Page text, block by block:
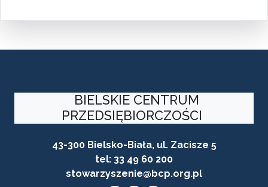
BIELSKIE CENTRUM
PRZEDSIĘBIORCZOŚCI
43-300 Bielsko-Biała, ul. Zacisze 5
tel: 33 49 60 200
stowarzyszenie@bcp.org.pl